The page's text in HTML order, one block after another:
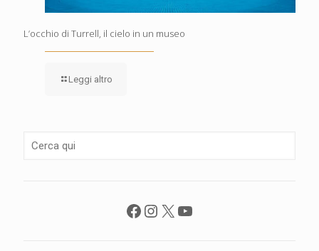
L’occhio di Turrell, il cielo in un museo
Leggi altro
Facebook
Instagram
X YouTube